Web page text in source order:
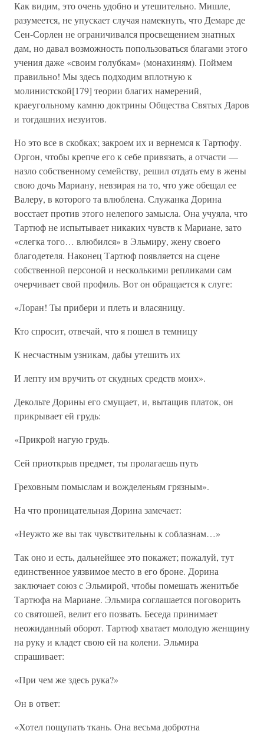
Как видим, это очень удобно и утешительно. Мишле,
разумеется, не упускает случая намекнуть, что Демаре де
Сен-Сорлен не ограничивался просвещением знатных
дам, но давал возможность попользоваться благами этого
учения даже «своим голубкам» (монахиням). Поймем
правильно! Мы здесь подходим вплотную к
молинистской[179] теории благих намерений,
краеугольному камню доктрины Общества Святых Даров
и тогдашних иезуитов.
Но это все в скобках; закроем их и вернемся к Тартюфу.
Оргон, чтобы крепче его к себе привязать, а отчасти —
назло собственному семейству, решил отдать ему в жены
свою дочь Мариану, невзирая на то, что уже обещал ее
Валеру, в которого та влюблена. Служанка Дорина
восстает против этого нелепого замысла. Она учуяла, что
Тартюф не испытывает никаких чувств к Мариане, зато
«слегка того… влюбился» в Эльмиру, жену своего
благодетеля. Наконец Тартюф появляется на сцене
собственной персоной и несколькими репликами сам
очерчивает свой профиль. Вот он обращается к слуге:
«Лоран! Ты прибери и плеть и власяницу.
Кто спросит, отвечай, что я пошел в темницу
К несчастным узникам, дабы утешить их
И лепту им вручить от скудных средств моих».
Декольте Дорины его смущает, и, вытащив платок, он
прикрывает ей грудь:
«Прикрой нагую грудь.
Сей приоткрыв предмет, ты пролагаешь путь
Греховным помыслам и вожделеньям грязным».
На что проницательная Дорина замечает:
«Неужто же вы так чувствительны к соблазнам…»
Так оно и есть, дальнейшее это покажет; пожалуй, тут
единственное уязвимое место в его броне. Дорина
заключает союз с Эльмирой, чтобы помешать женитьбе
Тартюфа на Мариане. Эльмира соглашается поговорить
со святошей, велит его позвать. Беседа принимает
неожиданный оборот. Тартюф хватает молодую женщину
на руку и кладет свою ей на колени. Эльмира
спрашивает:
«При чем же здесь рука?»
Он в ответ:
«Хотел пощупать ткань. Она весьма добротна